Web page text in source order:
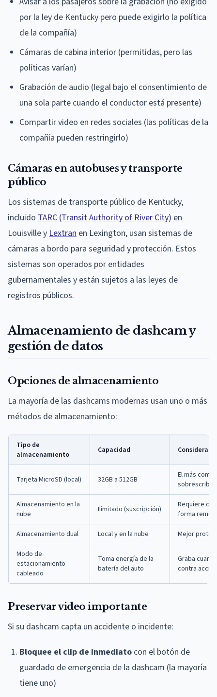
por la ley de Kentucky pero puede exigirlo la política
de la compañía)
Cámaras de cabina interior (permitidas, pero las
políticas varían)
Grabación de audio (legal bajo el consentimiento de
una sola parte cuando el conductor está presente)
Compartir video en redes sociales (las políticas de la
compañía pueden restringirlo)
Cámaras en autobuses y transporte
público
Los sistemas de transporte público de Kentucky,
incluido TARC (Transit Authority of River City) en
Louisville yLextran en Lexington, usan sistemas de
cámaras a bordo para seguridad y protección. Estos
sistemas son operados por entidades
gubernamentales y están sujetos a las leyes de
registros públicos.
Almacenamiento de dashcam y
gestión de datos
Opciones de almacenamiento
La mayoría de las dashcams modernas usan uno o más
métodos de almacenamiento:
Tipo de
almacenamiento
Capacidad
Tarjeta MicroSD (local) 32GB a 512GB
El más
sobrescribe
Almacenamiento en la
nube
Ilimitado (suscripción)
Requiere
forma
Almacenamiento dual Local y en la nube Mejor
Modo de
estacionamiento
cableado
Toma energía de la
batería del auto
Graba
contra
Preservar video importante
Si su dashcam capta un accidente o incidente:
Bloquee el clip de inmediato con el botón de
guardado de emergencia de la dashcam (la mayoría
tiene uno)